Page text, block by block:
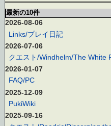
最新の10件
2026-08-06
Links/プレイ日記
2026-07-06
クエスト/Windhelm/The White
2026-01-07
FAQ/PC
2025-12-09
PukiWiki
2025-09-16